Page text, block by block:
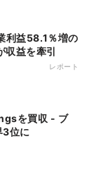
利益58.1％増の
益を牽引
レポート
を買収 - ブ
3位に